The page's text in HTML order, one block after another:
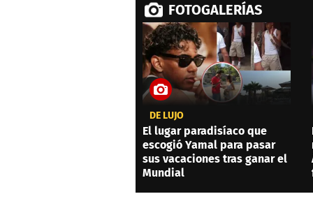
FOTOGALERÍAS
DE LUJO
El lugar paradisíaco que
escogió Yamal para pasar
sus vacaciones tras ganar el
Mundial